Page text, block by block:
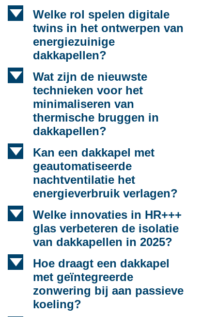
d
Welke rol spelen digitale
twins in het ontwerpen van
energiezuinige
dakkapellen?
d
Wat zijn de nieuwste
technieken voor het
minimaliseren van
thermische bruggen in
dakkapellen?
d
Kan een dakkapel met
geautomatiseerde
nachtventilatie het
energieverbruik verlagen?
d
Welke innovaties in HR+++
glas verbeteren de isolatie
van dakkapellen in 2025?
d
Hoe draagt een dakkapel
met geïntegreerde
zonwering bij aan passieve
koeling?